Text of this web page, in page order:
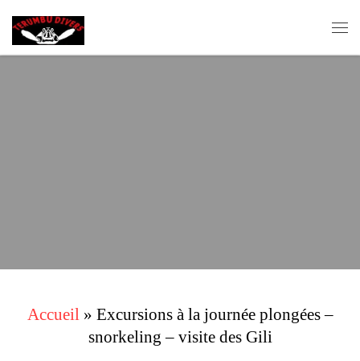
Skip to content
Accueil » Excursions à la journée plongées –
snorkeling – visite des Gili